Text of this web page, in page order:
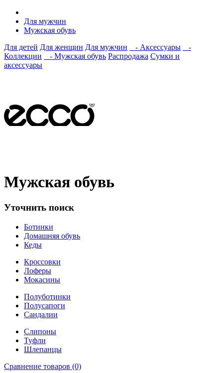
Для мужчин
Мужская обувь
Для детей Для женщин Для мужчин - Аксессуары
-
Коллекции
- Мужская обувь Распродажа Сумки и
аксессуары
Мужская обувь
Уточнить поиск
Ботинки
Домашняя обувь
Кеды
Кроссовки
Лоферы
Мокасины
Полуботинки
Полусапоги
Сандалии
Слипоны
Туфли
Шлепанцы
Сравнение товаров (0)